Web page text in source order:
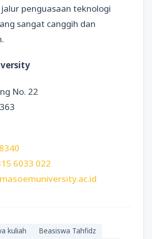
penguasaan teknologi
sangat canggih dan
No. 22
6033 022
kuliah
Beasiswa Tahfidz